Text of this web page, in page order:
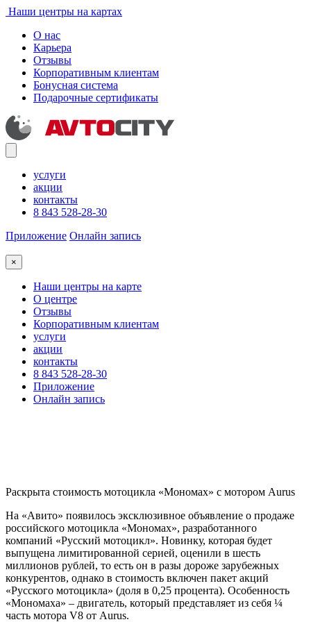
Наши центры на картах
О нас
Карьера
Отзывы
Корпоративным клиентам
Бонусная система
Подарочные сертификаты
услуги
акции
контакты
8 843 528-28-30
Приложение Онлайн запись
×
Наши центры на карте
О центре
Отзывы
Корпоративным клиентам
услуги
акции
контакты
8 843 528-28-30
Приложение
Онлайн запись
Раскрыта стоимость мотоцикла «Мономах» с мотором Aurus
На «Авито» появилось эксклюзивное объявление о продаже
российского мотоцикла «Мономах», разработанного
компаний «Русский мотоцикл». Новинку, которая будет
выпущена лимитированной серией, оценили в шесть
миллионов рублей, то есть он в разы дороже зарубежных
конкурентов, однако в стоимость включен пакет акций
«Русского мотоцикла» (доля в 0,25 процента). Особенность
«Мономаха» – двигатель, который представляет из себя ¼
часть мотора V8 от Aurus.